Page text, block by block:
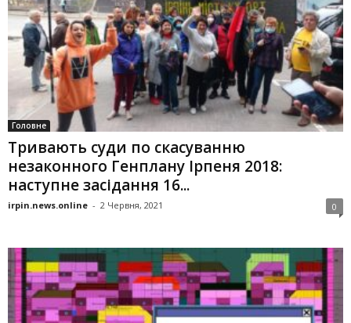
Головне
Тривають суди по скасуванню
незаконного Генплану Ірпеня 2018:
наступне засідання 16...
irpin.news.online - 2 Червня, 2021 0